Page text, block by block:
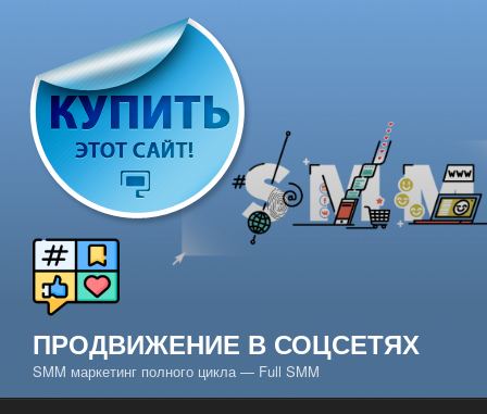
содержимому
ПРОДВИЖЕНИЕ В СОЦСЕТЯХ
SMM маркетинг полного цикла — Full SMM